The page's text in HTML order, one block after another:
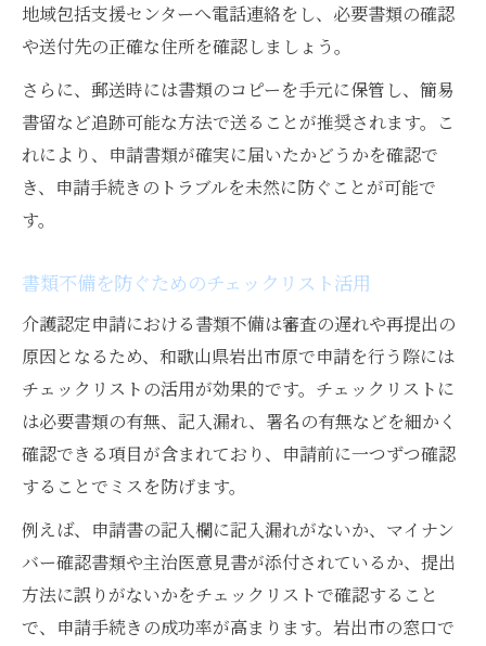
地域包括支援センターへ電話連絡をし、必要書類の確認
や送付先の正確な住所を確認しましょう。
さらに、郵送時には書類のコピーを手元に保管し、簡易
書留など追跡可能な方法で送ることが推奨されます。こ
れにより、申請書類が確実に届いたかどうかを確認で
き、申請手続きのトラブルを未然に防ぐことが可能で
す。
書類不備を防ぐためのチェックリスト活用
介護認定申請における書類不備は審査の遅れや再提出の
原因となるため、和歌山県岩出市原で申請を行う際には
チェックリストの活用が効果的です。チェックリストに
は必要書類の有無、記入漏れ、署名の有無などを細かく
確認できる項目が含まれており、申請前に一つずつ確認
することでミスを防げます。
例えば、申請書の記入欄に記入漏れがないか、マイナン
バー確認書類や主治医意見書が添付されているか、提出
方法に誤りがないかをチェックリストで確認すること
で、申請手続きの成功率が高まります。岩出市の窓口で